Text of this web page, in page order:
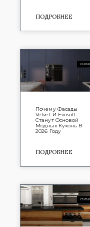
ПОДРОБНЕЕ
СТАТЬИ
Почему Фасады
Velvet И Evosoft
Станут Основой
Модных Кухонь В
2026 Году
ПОДРОБНЕЕ
СТАТЬИ